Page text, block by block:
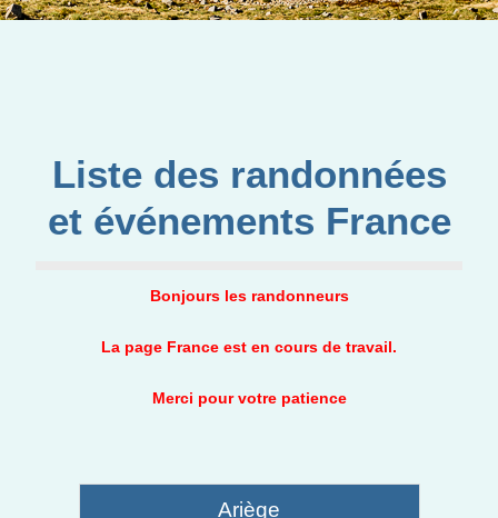
Liste des randonnées
et événements France
Bonjours les randonneurs
La page France est en cours de travail.
Merci pour votre patience
Ariège